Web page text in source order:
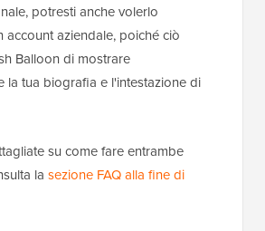
potresti anche volerlo
account aziendale, poiché ciò
Balloon di mostrare
la tua biografia e l'intestazione di
su come fare entrambe
la sezione FAQ alla fine di